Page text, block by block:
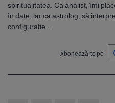
spiritualitatea. Ca analist, îmi
în date, iar ca astrolog, să
configurație...
Abonează-te pe